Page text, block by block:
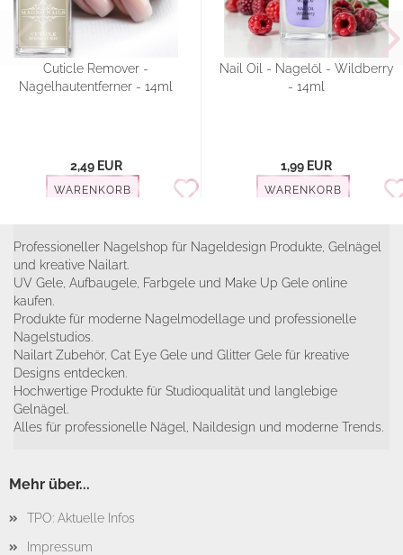
Cuticle Remover -
Nagelhautentferner - 14ml
2,49 EUR
WARENKORB
Nail Oil - Nagelöl - Wildberry
- 14ml
1,99 EUR
WARENKORB
Professioneller Nagelshop für Nageldesign Produkte, Gelnägel
und kreative Nailart.
UV Gele, Aufbaugele, Farbgele und Make Up Gele online
kaufen.
Produkte für moderne Nagelmodellage und professionelle
Nagelstudios.
Nailart Zubehör, Cat Eye Gele und Glitter Gele für kreative
Designs entdecken.
Hochwertige Produkte für Studioqualität und langlebige
Gelnägel.
Alles für professionelle Nägel, Naildesign und moderne Trends.
Mehr über...
TPO: Aktuelle Infos
Impressum